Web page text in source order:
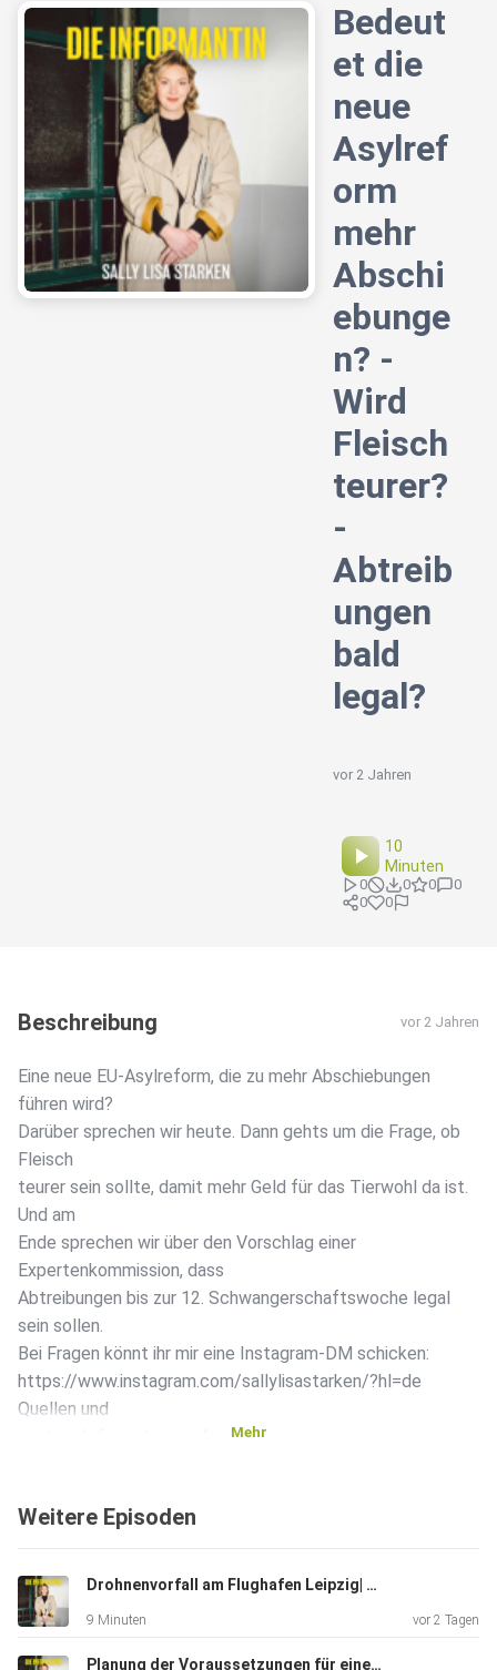
Bedeut
et die
neue
Asylref
orm
mehr
Abschi
ebunge
n? -
Wird
Fleisch
teurer?
-
Abtreib
ungen
bald
legal?
vor 2 Jahren
10
Minuten
0 0 0
0
0
0
Beschreibung vor 2 Jahren
Eine neue EU-Asylreform, die zu mehr Abschiebungen
führen wird?
Darüber sprechen wir heute. Dann gehts um die Frage, ob
Fleisch
teurer sein sollte, damit mehr Geld für das Tierwohl da ist.
Und am
Ende sprechen wir über den Vorschlag einer
Expertenkommission, dass
Abtreibungen bis zur 12. Schwangerschaftswoche legal
sein sollen.
Bei Fragen könnt ihr mir eine Instagram-DM schicken:
https://www.instagram.com/sallylisastarken/?hl=de
Quellen und
weitere Informationen: Asyl:
https://www.spiegel.de/politik/eu-parlament-stimmt-fuer-
https://www.tagesspiegel.de/politik/europa-grune-
stimmten-gegen-asylreform-realos-in-deutschland-sind-
verargert-uber-ihre-kollegen-11496392.html
Fleisch:
Mehr
Weitere Episoden
Drohnenvorfall am Flughafen Leipzig| Einigung zwischen dem Iran und Oman | Nachfolge von Bundespräsident Steinmeier
9 Minuten vor 2 Tagen
Planung der Voraussetzungen für einen Zivildienst | Sondersitzung zum Anschlag auf dem CSD | Klagen gegen Trumps Zölle